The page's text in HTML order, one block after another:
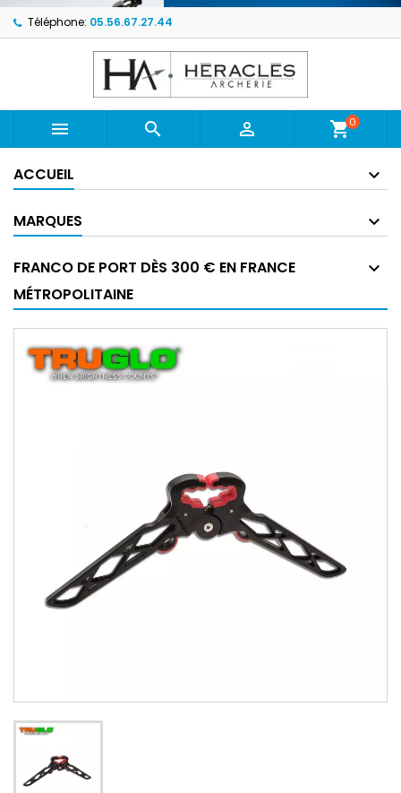
Téléphone: 05.56.67.27.44
   shopping_cart0
ACCUEIL
MARQUES
FRANCO DE PORT DÈS 300 € EN FRANCE
MÉTROPOLITAINE